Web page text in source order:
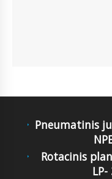
Pneumatinis
Rotacinis
LP-